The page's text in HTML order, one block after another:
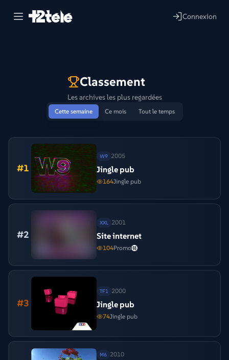
Connexion
Classement
Les archives les plus regardées
Cette semaine Ce mois Tout le temps
#1
W9 2005
Jingle pub
164Jingle pub
#2
XXL 2001
Site internet
104Promo
#3
TF1 2000
Jingle pub
74Jingle pub
M6 2010